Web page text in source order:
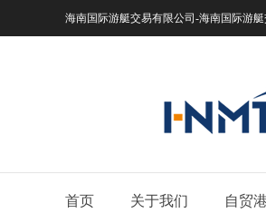
海南国际游艇交易有限公司-海南国际游艇
首页 关于我们 自贸